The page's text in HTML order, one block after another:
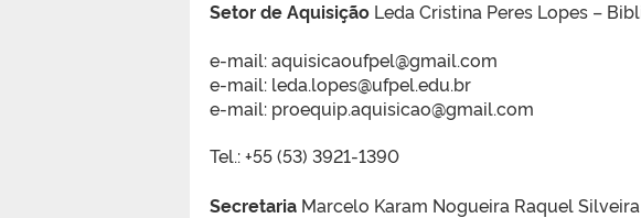
Setor de Aquisição Leda Cristina Peres Lopes –
e-mail: aquisicaoufpel@gmail.com
e-mail: leda.lopes@ufpel.edu.br
e-mail: proequip.aquisicao@gmail.com
Tel.: +55 (53) 3921-1390
Secretaria Marcelo Karam Nogueira Raquel Silveira